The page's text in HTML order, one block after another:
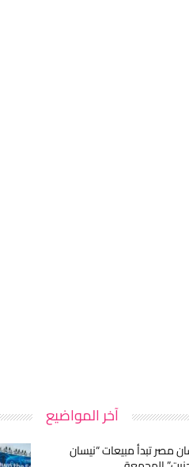
آخر المواضيع
مصر تبدأ مبيعات “نيسان